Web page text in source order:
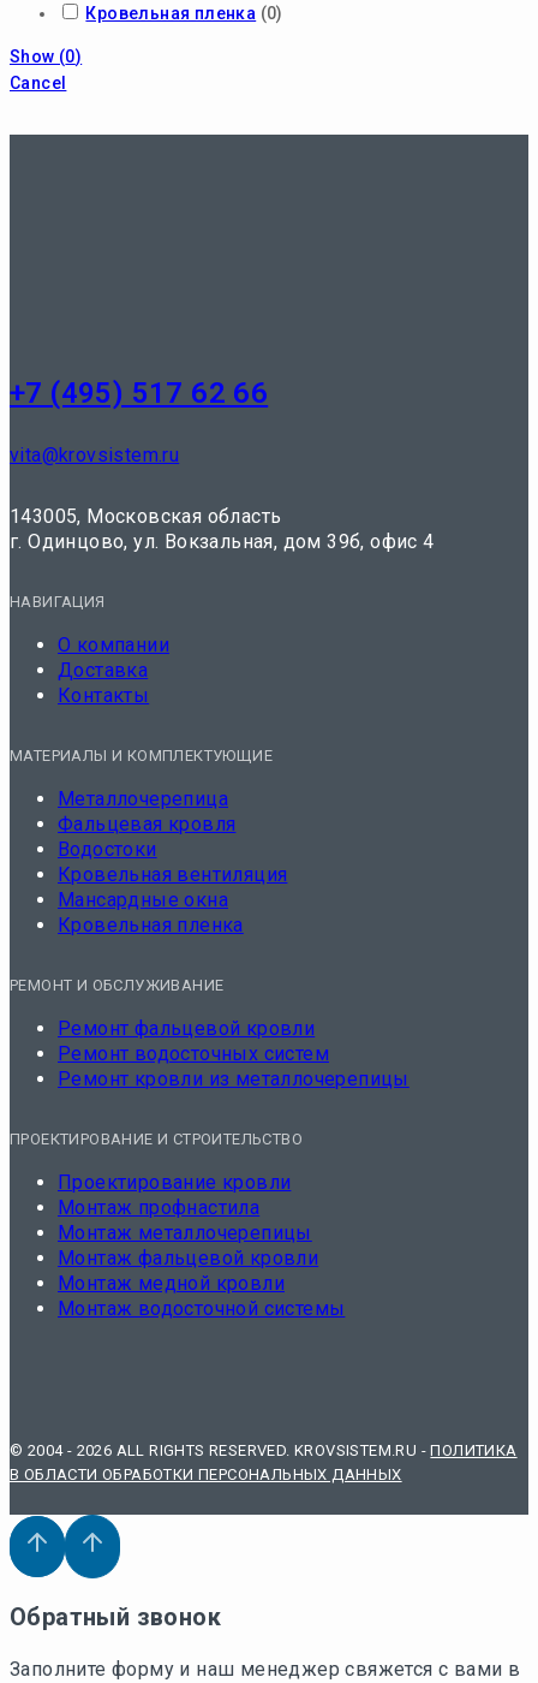
Кровельная пленка (0)
Show (0)
Cancel
+7 (495) 517 62 66
vita@krovsistem.ru
143005, Московская область
г. Одинцово, ул. Вокзальная, дом 39б, офис 4
НАВИГАЦИЯ
О компании
Доставка
Контакты
МАТЕРИАЛЫ И КОМПЛЕКТУЮЩИЕ
Металлочерепица
Фальцевая кровля
Водостоки
Кровельная вентиляция
Мансардные окна
Кровельная пленка
РЕМОНТ И ОБСЛУЖИВАНИЕ
Ремонт фальцевой кровли
Ремонт водосточных систем
Ремонт кровли из металлочерепицы
ПРОЕКТИРОВАНИЕ И СТРОИТЕЛЬСТВО
Проектирование кровли
Монтаж профнастила
Монтаж металлочерепицы
Монтаж фальцевой кровли
Монтаж медной кровли
Монтаж водосточной системы
© 2004 - 2026 ALL RIGHTS RESERVED. KROVSISTEM.RU -ПОЛИТИКА
В ОБЛАСТИ ОБРАБОТКИ ПЕРСОНАЛЬНЫХ ДАННЫХ
Обратный звонок
Заполните форму и наш менеджер свяжется с вами в